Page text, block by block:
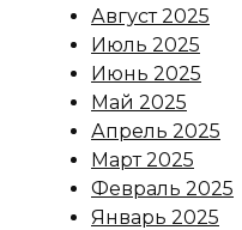
Август 2025
Июль 2025
Июнь 2025
Май 2025
Апрель 2025
Март 2025
Февраль 2025
Январь 2025